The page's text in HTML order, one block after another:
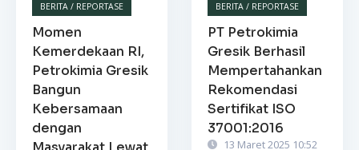
BERITA / REPORTASE
Momen
Kemerdekaan RI,
Petrokimia Gresik
Bangun
Kebersamaan
dengan
BERITA / REPORTASE
PT Petrokimia
Gresik Berhasil
Mempertahankan
Rekomendasi
Sertifikat ISO
37001:2016
13 Maret 2025 10:52